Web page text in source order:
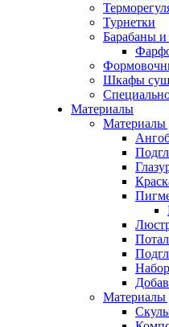
Турнетки
Барабаны и
Шкафы
Материалы
Материалы
Материалы